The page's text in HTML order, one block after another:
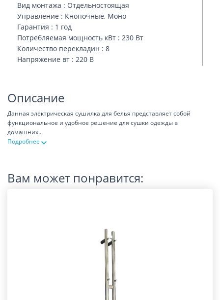
Вид монтажа : Отдельностоящая
Управление : Кнопочные, Моно
Гарантия : 1 год
Потребляемая мощность кВт : 230 Вт
Количество перекладин : 8
Напряжение вт : 220 В
Описание
Данная электрическая сушилка для белья представляет собой
функциональное и удобное решение для сушки одежды в
домашних...
Подробнее
Вам может понравится: